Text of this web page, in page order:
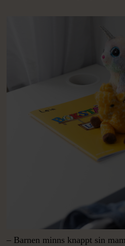
– Barnen minns knappt sin